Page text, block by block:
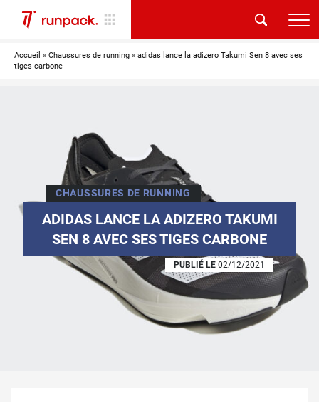
Accueil » Chaussures de running » adidas lance la adizero Takumi Sen 8 avec ses
tiges carbone
CHAUSSURES DE RUNNING
ADIDAS LANCE LA ADIZERO TAKUMI
SEN 8 AVEC SES TIGES CARBONE
PUBLIÉ LE 02/12/2021